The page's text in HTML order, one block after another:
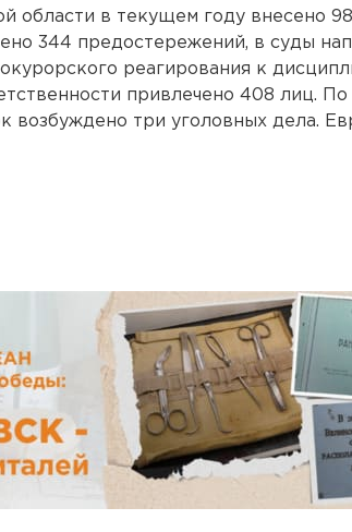
области в текущем году внесено
344 предостережений, в суды
реагирования к
привлечено 408 лиц. По
возбуждено три уголовных дела.